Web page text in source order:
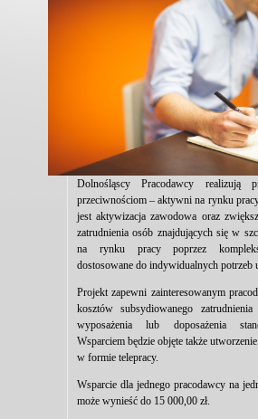
Dolnośląscy Pracodawcy realizują
przeciwnościom – aktywni na rynku
jest aktywizacja zawodowa oraz
zatrudnienia osób znajdujących się w
na rynku pracy poprzez
dostosowane do indywidualnych potrzeb
Projekt zapewni zainteresowanym
kosztów subsydiowanego
wyposażenia lub doposażenia
Wsparciem będzie objęte także
w formie telepracy.
Wsparcie dla jednego pracodawcy na
może wynieść do 15 000,00 zł.